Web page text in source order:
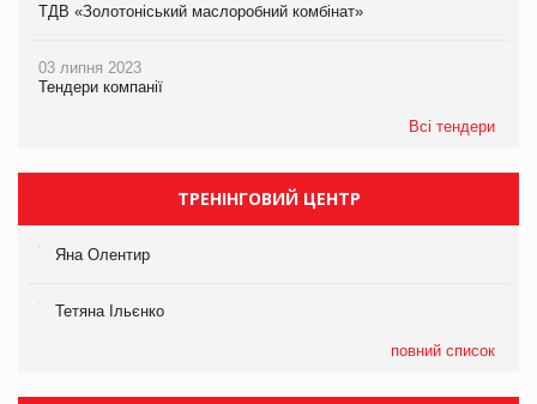
ТДВ «Золотоніський маслоробний комбінат»
03 липня 2023
Тендери компанії
Всі тендери
ТРЕНІНГОВИЙ ЦЕНТР
Яна Олентир
Тетяна Ільєнко
повний список